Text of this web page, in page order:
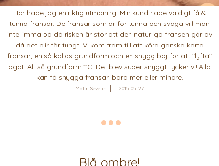
Här hade jag en riktig utmaning. Min kund hade väldigt få &
tunna fransar. De fransar som är för tunna och svaga vill man
inte limma på då risken är stor att den naturliga fransen går av
då det blir för tungt. Vi kom fram till att köra ganska korta
fransar, en så kallas grundform och en snygg böj för att "lyfta"
ögat. Alltså grundform 11C. Det blev super snyggt tycker vi! Alla
kan få snygga fransar, bara mer eller mindre.
Malin Sevelin 2015-05-27
Blå ombre!